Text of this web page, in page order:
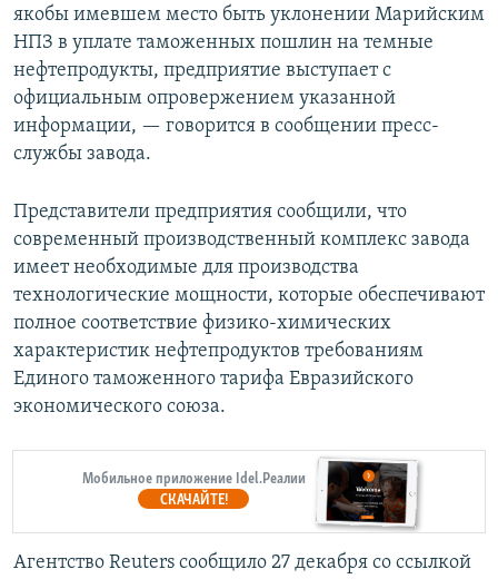
якобы имевшем место быть уклонении Марийским
НПЗ в уплате таможенных пошлин на темные
нефтепродукты, предприятие выступает с
официальным опровержением указанной
информации, — говорится в сообщении пресс-
службы завода.
Представители предприятия сообщили, что
современный производственный комплекс завода
имеет необходимые для производства
технологические мощности, которые обеспечивают
полное соответствие физико-химических
характеристик нефтепродуктов требованиям
Единого таможенного тарифа Евразийского
экономического союза.
Мобильное приложение Idel.Реалии
СКАЧАЙТЕ!
Агентство Reuters сообщило 27 декабря со ссылкой